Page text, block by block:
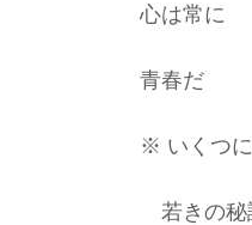
心は常に
青春だ
※ いくつに
若きの秘